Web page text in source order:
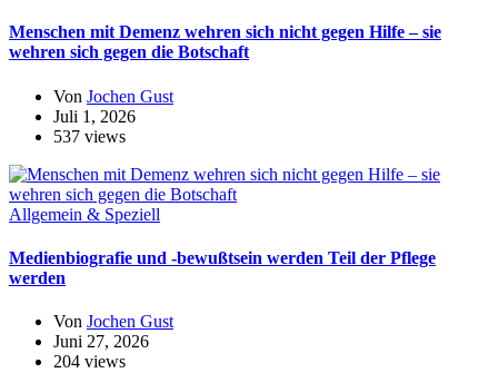
Menschen mit Demenz wehren sich nicht gegen Hilfe – sie
wehren sich gegen die Botschaft
Von Jochen Gust
Juli 1, 2026
537 views
Allgemein & Speziell
Medienbiografie und -bewußtsein werden Teil der Pflege
werden
Von Jochen Gust
Juni 27, 2026
204 views